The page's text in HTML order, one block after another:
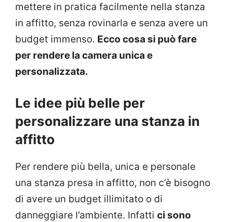
mettere in pratica facilmente nella stanza
in affitto, senza rovinarla e senza avere un
budget immenso. Ecco cosa si può fare
per rendere la camera unica e
personalizzata.
Le idee più belle per
personalizzare una stanza in
affitto
Per rendere più bella, unica e personale
una stanza presa in affitto, non c’è bisogno
di avere un budget illimitato o di
danneggiare l’ambiente. Infatti ci sono